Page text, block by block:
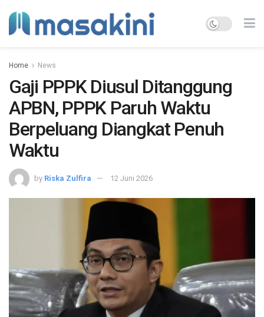
Home News
Gaji PPPK Diusul Ditanggung
APBN, PPPK Paruh Waktu
Berpeluang Diangkat Penuh
Waktu
by Riska Zulfira 12 Juni 2026